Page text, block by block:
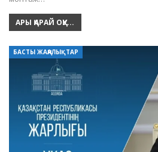
АРЫ ҚАРАЙ ОҚУ...
БАСТЫ ЖАҢАЛЫҚТАР